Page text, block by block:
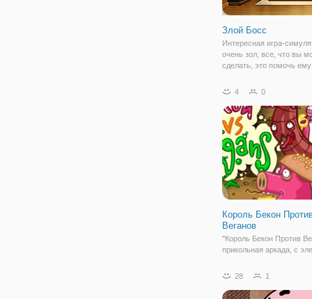
Злой Босс
Интересная игра-
очень зол, все, что вы
сделать, это помочь ему
предположительно, вы
уничтожить
но перед этим вы
4 0
Король Бекон
Веганов
"Король Бекон Против
прикольная аркада, с
Здесь вы окажетесь в
разделились на два
28 1